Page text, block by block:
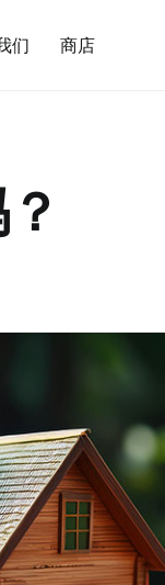
们 商店